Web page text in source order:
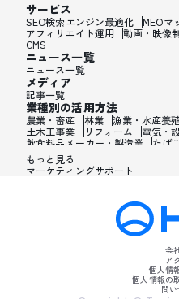
サービス
SEO検索エンジン最適化 MEOマ
アフィリエイト運用
動画・映像
CMS
ニュース一覧
ニュース一覧
メディア
記事一覧
業種別の活用方法
農業・畜産 林業 漁業・水産養
土木工事業
リフォーム
電気・
飲食料品メーカー・製造業
たば
飼料・ペットフードメーカー・製造
木材・建材メーカー・製造業
家具・オフィス用品メーカー・製造
印刷・製本・印刷加工メーカー・
医薬品メーカー・製造業
化粧品
香水メーカー・製造業
シャンプ
ワックス・整髪料・薄毛薬メーカ
歯磨き粉・日焼け止め・髭剃り用
石油・ゴム・プラスチックメーカ
皮革製造・皮革品メーカー・製造
ガラス・炭素・コンクリート・陶
金属・鉄鋼・非金属メーカー・製
もっと見る
マーケティングサポート
会
ア
個人情
個人情報の
問